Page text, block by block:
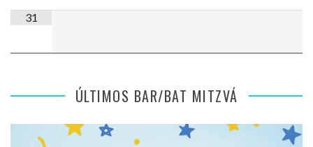
31
ÚLTIMOS BAR/BAT MITZVÁ